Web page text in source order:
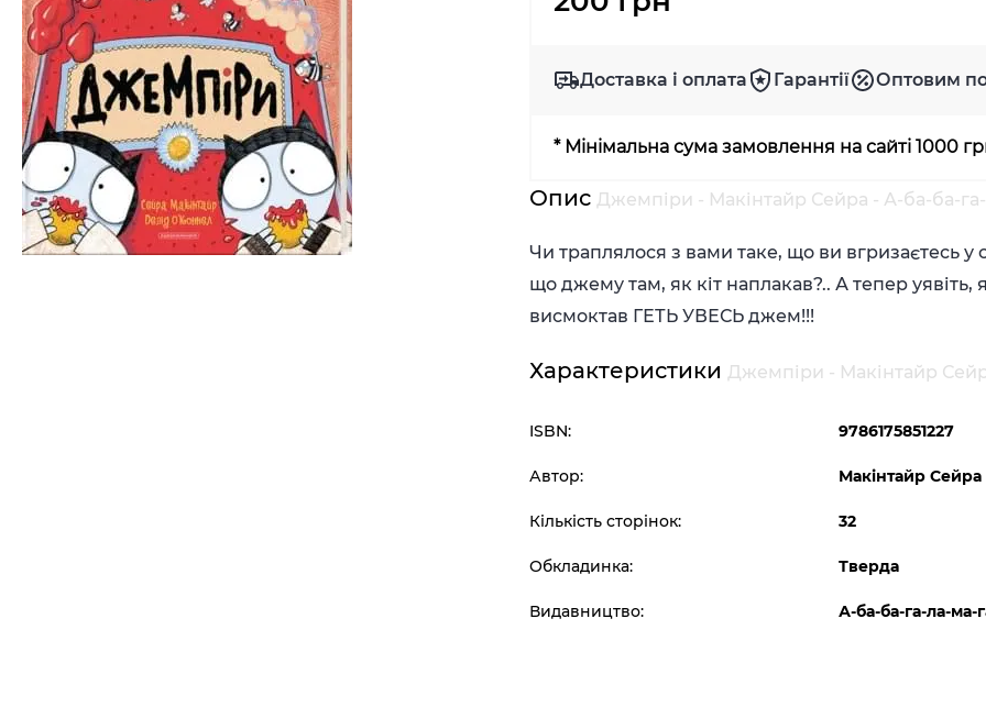
Доставка і оплата Гарантії Оптовим
* Мінімальна сума замовлення на сайті 1000
ОписДжемпіри - Макінтайр Сейра - А-ба-ба-
Чи траплялося з вами таке, що ви вгризаєтесь
що джему там, як кіт наплакав?.. А тепер
висмоктав ГЕТЬ УВЕСЬ джем!!!
ХарактеристикиДжемпіри - Макінтайр
ISBN: 9786175851227
Автор: Макінтайр Сейра
Кількість сторінок: 32
Обкладинка: Тверда
Видавництво: А-ба-ба-га-ла-ма-